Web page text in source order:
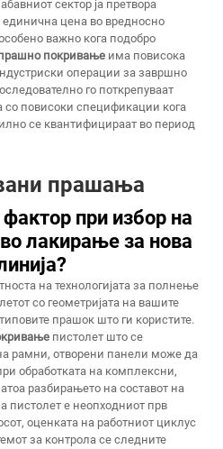
сектор ја претвора
единична цена во вредносно
важно кога подобро
покривање има повисока
операции за завршно
го поткрепуваат
повисоки спецификации кога
се квантифицираат во период
прашања
при избор на
лакирање за нова
на технологијата за полнење
со геометријата на вашите
прашок што ги користите.
пистолет што се
рамни, отворени панели може да
обработката на комплексни,
разбирањето на составот на
пистолет е неопходниот прв
оценката на работниот циклус
за контрола се следните